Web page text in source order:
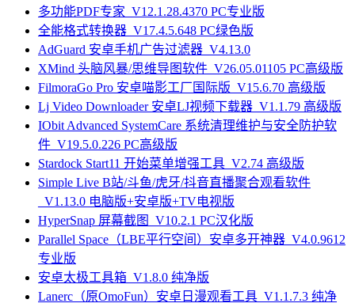
多功能PDF专家_V12.1.28.4370 PC专业版
全能格式转换器_V17.4.5.648 PC绿色版
AdGuard 安卓手机广告过滤器_V4.13.0
XMind 头脑风暴/思维导图软件_V26.05.01105 PC高级版
FilmoraGo Pro 安卓喵影工厂国际版_V15.6.70 高级版
Lj Video Downloader 安卓LJ视频下载器_V1.1.79 高级版
IObit Advanced SystemCare 系统清理维护与安全防护软
件_V19.5.0.226 PC高级版
Stardock Start11 开始菜单增强工具_V2.74 高级版
Simple Live B站/斗鱼/虎牙/抖音直播聚合观看软件
_V1.13.0 电脑版+安卓版+TV电视版
HyperSnap 屏幕截图_V10.2.1 PC汉化版
Parallel Space（LBE平行空间）安卓多开神器_V4.0.9612
专业版
安卓太极工具箱_V1.8.0 纯净版
Lanerc（原OmoFun）安卓日漫观看工具_V1.1.7.3 纯净